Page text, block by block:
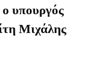
υπουργός
Μιχάλης